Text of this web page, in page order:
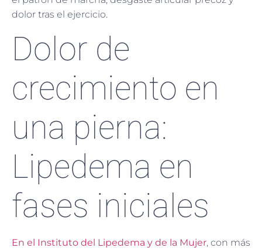
dolor tras el ejercicio.
Dolor de
crecimiento en
una pierna:
Lipedema en
fases iniciales
En el Instituto del Lipedema y de la Mujer, con más